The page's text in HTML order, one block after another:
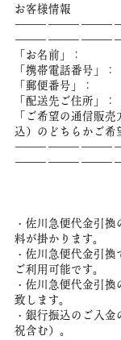
お客様情報
「お名前」：
「携帯電話番号」：
「郵便番号」：
「配送先ご住所」：
「ご希望の通信販
込）のどちらかご希
・佐川急便代金引
料が掛かります。
・佐川急便代金引
ご利用可能です。
・佐川急便代金引
致します。
・銀行振込のご入
祝含む）。